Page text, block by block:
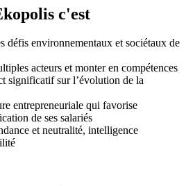
c'est
défis environnementaux et sociétaux de
acteurs et monter en compétences
significatif sur l’évolution de la
entrepreneuriale qui favorise
de ses salariés
et neutralité, intelligence